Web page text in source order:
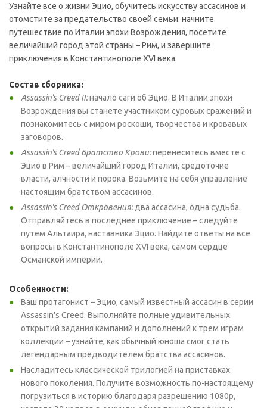
Узнайте все о жизни Эцио, обучитесь искусству ассасинов и
отомстите за предательство своей семьи: начните
путешествие по Италии эпохи Возрождения, посетите
величайший город этой страны – Рим, и завершите
приключения в Константинополе XVI века.
Состав сборника:
Assassin's Creed II:начало саги об Эцио. В Италии эпохи
Возрождения вы станете участником суровых сражений и
познакомитесь с миром роскоши, творчества и кровавых
заговоров.
Assassin's Creed Братство Крови:перенеситесь вместе с
Эцио в Рим – величайший город Италии, средоточие
власти, алчности и порока. Возьмите на себя управление
настоящим братством ассасинов.
Assassin's Creed Откровения:два ассасина, одна судьба.
Отправляйтесь в последнее приключение – следуйте
путем Альтаира, наставника Эцио. Найдите ответы на все
вопросы в Константинополе XVI века, самом сердце
Османской империи.
Особенности:
Ваш протагонист – Эцио, самый известный ассасин в серии
Assassin's Creed. Выполняйте полные удивительных
открытий задания кампаний и дополнений к трем играм
коллекции – узнайте, как обычный юноша смог стать
легендарным предводителем братства ассасинов.
Насладитесь классической трилогией на приставках
нового поколения. Получите возможность по-настоящему
погрузиться в историю благодаря разрешению 1080p,